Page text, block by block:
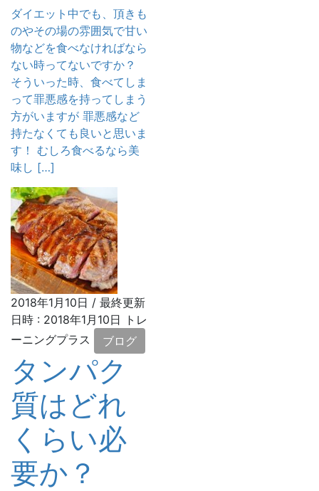
ダイエット中でも、頂きも
のやその場の雰囲気で甘い
物などを食べなければなら
ない時ってないですか？
そういった時、食べてしま
って罪悪感を持ってしまう
方がいますが 罪悪感など
持たなくても良いと思いま
す！ むしろ食べるなら美
味し […]
2018年1月10日 / 最終更新
日時 : 2018年1月10日
トレ
ーニングプラス
ブログ
タンパク
質はどれ
くらい必
要か？